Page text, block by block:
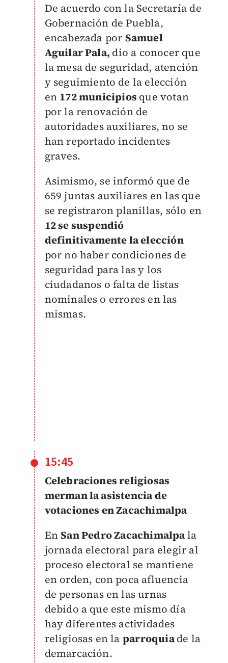
De acuerdo con la Secretaría de
Gobernación de Puebla,
encabezada por Samuel
Aguilar Pala, dio a conocer que
la mesa de seguridad, atención
y seguimiento de la elección
en 172 municipios que votan
por la renovación de
autoridades auxiliares, no se
han reportado incidentes
graves.
Asimismo, se informó que de
659 juntas auxiliares en las que
se registraron planillas, sólo en
12 se suspendió
definitivamente la elección
por no haber condiciones de
seguridad para las y los
ciudadanos o falta de listas
nominales o errores en las
mismas.
15:45
Celebraciones religiosas
merman la asistencia de
votaciones en Zacachimalpa
EnSan Pedro Zacachimalpala
jornada electoral para elegir al
proceso electoral se mantiene
en orden, con poca afluencia
de personas en las urnas
debido a que este mismo día
hay diferentes actividades
religiosas en la parroquiade la
demarcación.